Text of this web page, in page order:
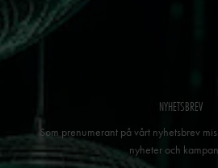
NYHETSBREV
Som prenumerant på vårt nyhetsbrev
nyheter och